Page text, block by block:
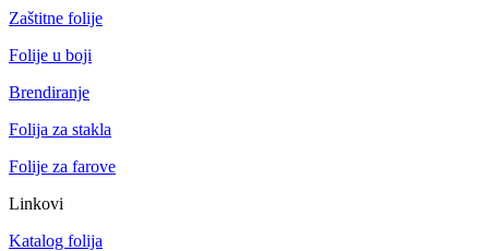
Zaštitne folije
Folije u boji
Brendiranje
Folija za stakla
Folije za farove
Linkovi
Katalog folija